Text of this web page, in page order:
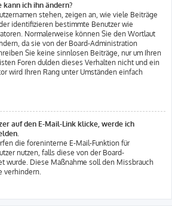
kann ich ihn ändern?
stehen, zeigen an, wie viele Beiträge
identifizieren bestimmte Benutzer wie
Normalerweise können Sie den Wortlaut
da sie von der Board-Administration
Sie keine sinnlosen Beiträge, nur um Ihren
Foren dulden dieses Verhalten nicht und ein
wird Ihren Rang unter Umständen einfach
auf den E-Mail-Link klicke, werde ich
die foreninterne E-Mail-Funktion für
nutzen, falls diese von der Board-
wurde. Diese Maßnahme soll den Missbrauch
verhindern.